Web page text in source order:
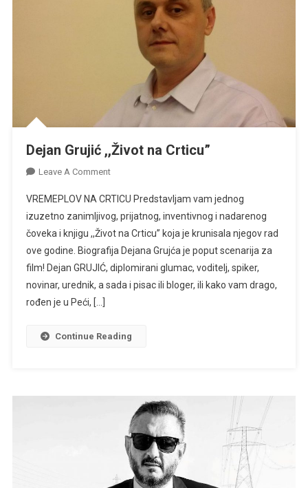
Dejan Grujić ,,Život na Crticu”
Leave A CommentOn
Grujić
,,Život
Na
Crticu”
VREMEPLOV NA CRTICU Predstavljam vam jednog
izuzetno zanimljivog, prijatnog, inventivnog i nadarenog
čoveka i knjigu ,,Život na Crticu” koja je krunisala njegov rad
ove godine. Biografija Dejana Grujća je poput scenarija za
film! Dejan GRUJIĆ, diplomirani glumac, voditelj, spiker,
novinar, urednik, a sada i pisac ili bloger, ili kako vam drago,
rođen je u Peći, […]
Continue Reading